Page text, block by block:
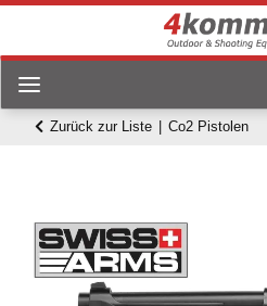
Zurück zur Liste Co2 Pistolen